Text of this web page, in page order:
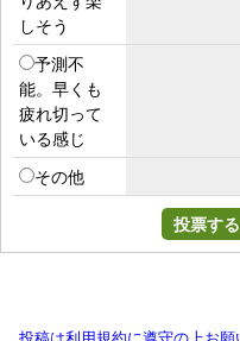
しそう
予測不
能。早くも
疲れ切って
いる感じ
その他
投票する